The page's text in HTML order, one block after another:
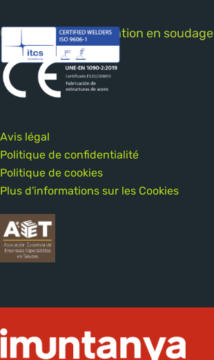
Certificat de qualification en soudage
Avis légal
Politique de confidentialité
Politique de cookies
Plus d'informations sur les Cookies